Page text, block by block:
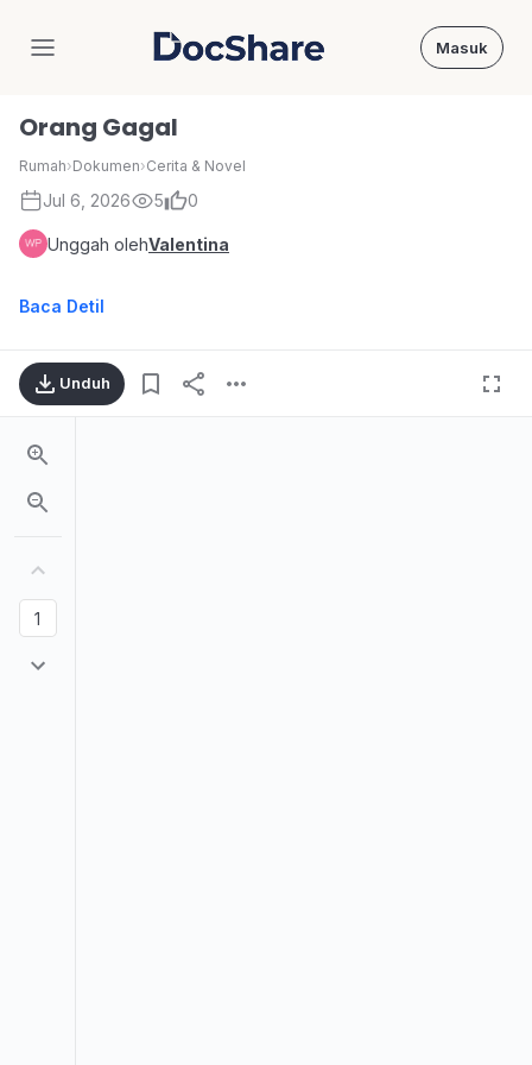
DocShare Masuk
Orang Gagal
Rumah›Dokumen›Cerita & Novel
Jul 6, 2026 5 0
Unggah olehValentina
Baca Detil
Unduh